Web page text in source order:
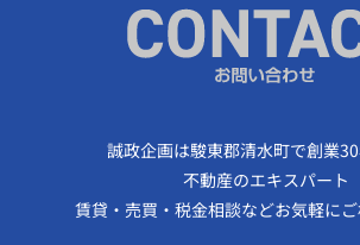
誠政企画は駿東郡清水町で創業
不動産のエキスパート
賃貸・売買・税金相談などお気軽に